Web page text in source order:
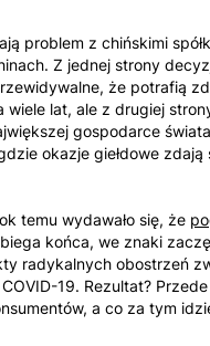
problem z chińskimi
Z jednej strony
że potrafią
wiele lat, ale z drugiej
gospodarce
okazje giełdowe zdają
temu wydawało się, że
końca, we znaki
radykalnych obostrzeń
19. Rezultat?
a co za tym